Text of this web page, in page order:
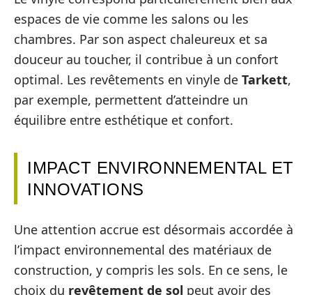
espaces de vie comme les salons ou les
chambres. Par son aspect chaleureux et sa
douceur au toucher, il contribue à un confort
optimal. Les revêtements en vinyle de Tarkett,
par exemple, permettent d’atteindre un
équilibre entre esthétique et confort.
IMPACT ENVIRONNEMENTAL ET
INNOVATIONS
Une attention accrue est désormais accordée à
l’impact environnemental des matériaux de
construction, y compris les sols. En ce sens, le
choix du revêtement de sol peut avoir des